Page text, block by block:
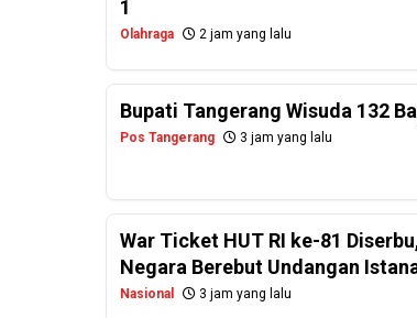
1
Olahraga 2 jam yang lalu
Bupati Tangerang Wisuda 132
Pos Tangerang 3 jam yang lalu
War Ticket HUT RI ke-81
Negara Berebut Undangan
Nasional 3 jam yang lalu